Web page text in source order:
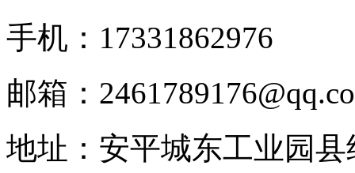
手机：17331862976
邮箱：
地址：安平城东工业园县